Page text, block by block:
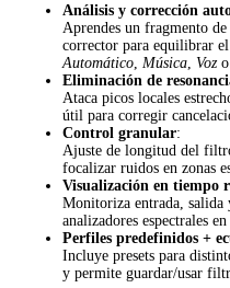
Análisis y corrección
Aprendes un fragmento
corrector para equilibrar
Automático,Música, Vozo
Eliminación de
Ataca picos locales
útil para corregir
Control granular:
Ajuste de longitud del
focalizar ruidos en zonas
Visualización en tiempo
Monitoriza entrada, salida
analizadores espectrales
Perfiles predefinidos +
Incluye presets para
y permite guardar/usar